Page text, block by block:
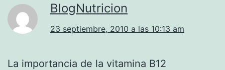
BlogNutricion
23 septiembre, 2010 a las 10:13 am
La importancia de la vitamina B12